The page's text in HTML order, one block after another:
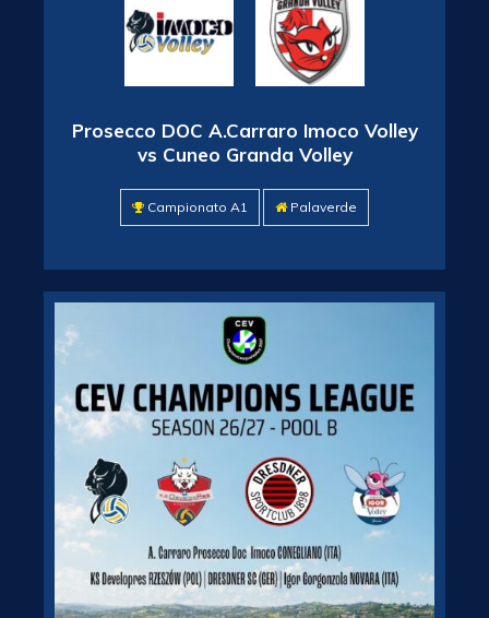
Prosecco DOC A.Carraro Imoco Volley
vs Cuneo Granda Volley
Campionato A1 Palaverde